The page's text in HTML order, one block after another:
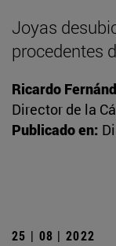
Joyas
procedentes
Ricardo
Director de la
Publicado en:
25 | 08 | 2022